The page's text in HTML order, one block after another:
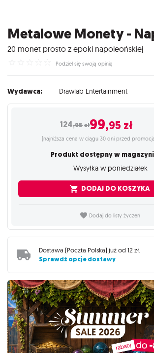
Metalowe Monety -
20 monet prosto z epoki napoleońskiej
Podziel się swoją opinią
Wydawca: Drawlab Entertainment
124,95zł99,95 zł
(najniższa cena w ciągu 30 dni przed
Produkt dostępny w
Wysyłka w poniedziałek
DODAJ DO KOSZYKA
Dodaj do listy życzeń
Dostawa (Poczta Polska) już od 12 zł.
Sprawdź opcje dostawy